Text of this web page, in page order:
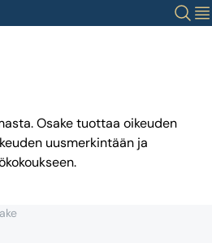
Haku
Osake tuottaa oikeuden
uusmerkintään ja